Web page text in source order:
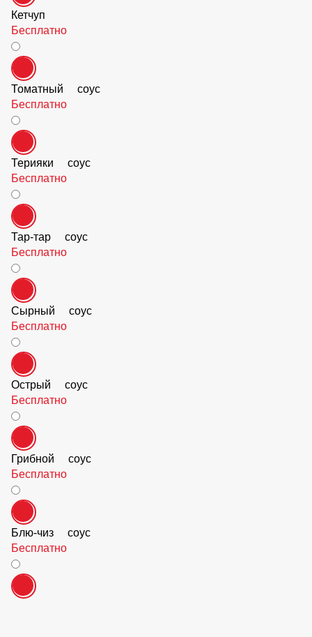
Чесночный соус
Бесплатно
Кетчуп
Бесплатно
Терияки соус
Бесплатно
Тар-тар соус
Бесплатно
Сырный соус
Острый соус
Бесплатно